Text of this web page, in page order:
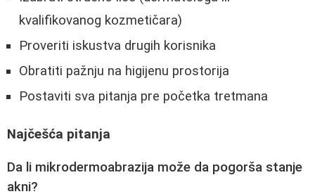
kvalifikovanog kozmetičara)
Proveriti iskustva drugih korisnika
Obratiti pažnju na higijenu prostorija
Postaviti sva pitanja pre početka tretmana
Najčešća pitanja
Da li mikrodermoabrazija može da pogorša stanje
akni?